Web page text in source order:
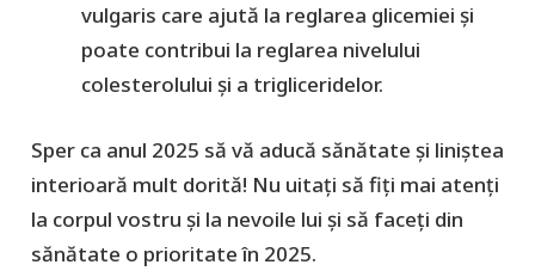
vulgaris care ajută la reglarea glicemiei și
poate contribui la reglarea nivelului
colesterolului și a trigliceridelor.
Sper ca anul 2025 să vă aducă sănătate și liniștea
interioară mult dorită! Nu uitați să fiți mai atenți
la corpul vostru și la nevoile lui și să faceți din
sănătate o prioritate în 2025.